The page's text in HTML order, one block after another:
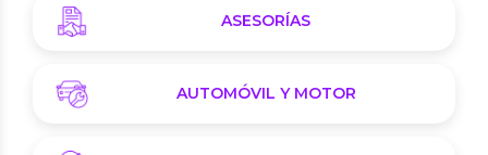
ASESORÍAS
AUTOMÓVIL Y MOTOR